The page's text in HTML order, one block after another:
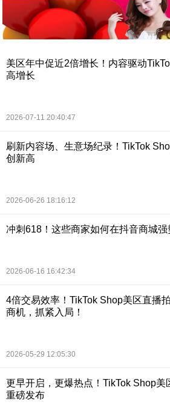
美区年中促近2倍增长！内容驱动
高增长
2026-07-11 20:40:47
刷新内容场、生意场纪录！TikTok
创新高
2026-06-26 18:16:12
冲刺618！这些商家如何在抖音商城
2026-06-16 16:42:34
4倍交易效率！TikTok Shop美区直播
商机，抓紧入局！
2026-05-29 12:05:30
更早开启，更爆热点！TikTok Shop
重磅发布